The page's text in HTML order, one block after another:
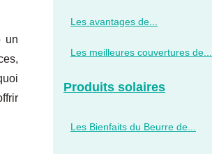
un
Les avantages de...
Les meilleures couvertures de...
Produits solaires
Les Bienfaits du Beurre de...